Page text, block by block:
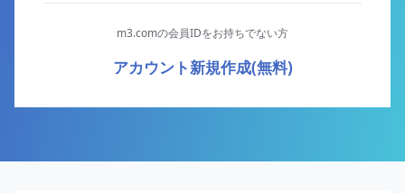
m3.comの会員IDをお持ちでない方
アカウント新規作成(無料)